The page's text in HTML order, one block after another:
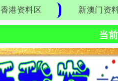
香港资料区 新澳门资
当